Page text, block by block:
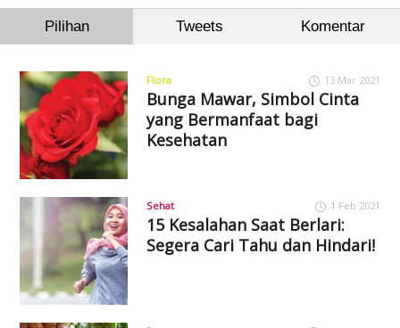
Pilihan Tweets Komentar
Flora 13 Mar 2021
Bunga Mawar, Simbol Cinta
yang Bermanfaat bagi
Kesehatan
Sehat 1 Feb 2021
15 Kesalahan Saat Berlari:
Segera Cari Tahu dan Hindari!